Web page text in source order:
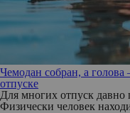
Чемодан собран, а голова
отпуске
Для многих отпуск давно
Физически человек